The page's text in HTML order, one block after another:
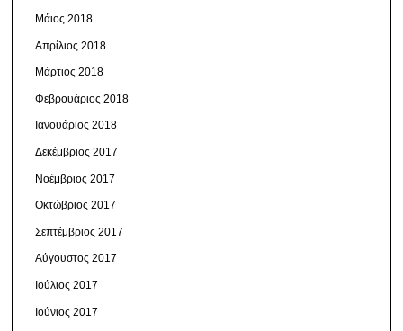
Μάιος 2018
Απρίλιος 2018
Μάρτιος 2018
Φεβρουάριος 2018
Ιανουάριος 2018
Δεκέμβριος 2017
Νοέμβριος 2017
Οκτώβριος 2017
Σεπτέμβριος 2017
Αύγουστος 2017
Ιούλιος 2017
Ιούνιος 2017